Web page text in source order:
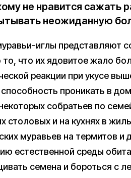
не нравится сажать
неожиданную
иглы представляют
что их ядовитое жало
реакции при укусе
проникать в
собратьев по
столовых и на кухнях в
муравьев на термитов и
естественной среды
семена и бороться с